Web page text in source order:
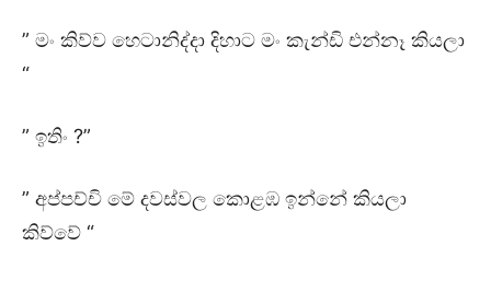
” මං කිව්ව හෙටානිද්දා දිහාට මං කැන්ඩි එන්නෑ කියලා
“
” ඉතිං ?”
” අප්පච්චි මේ දවස්වල කොළඹ ඉන්නේ කියලා
කිව්වේ “